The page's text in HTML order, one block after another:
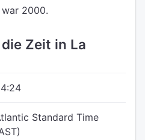
2000.
Zeit in La
Standard Time